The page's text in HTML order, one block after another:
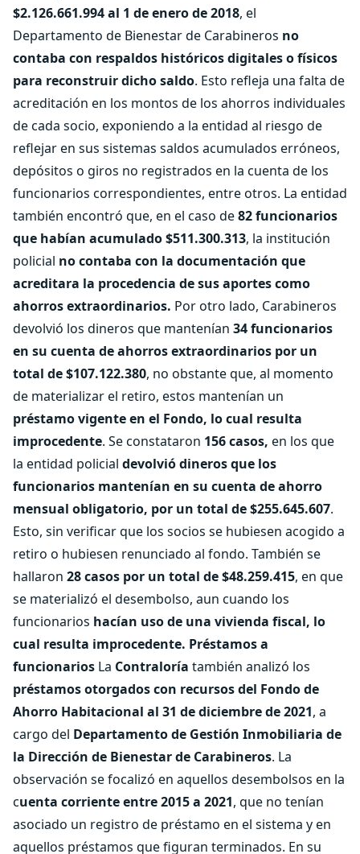
$2.126.661.994 al 1 de enero de 2018, el
Departamento de Bienestar de Carabineros no
contaba con respaldos históricos digitales o físicos
para reconstruir dicho saldo. Esto refleja una falta de
acreditación en los montos de los ahorros individuales
de cada socio, exponiendo a la entidad al riesgo de
reflejar en sus sistemas saldos acumulados erróneos,
depósitos o giros no registrados en la cuenta de los
funcionarios correspondientes, entre otros. La entidad
también encontró que, en el caso de82 funcionarios
que habían acumulado $511.300.313, la institución
policial no contaba con la documentación que
acreditara la procedencia de sus aportes como
ahorros extraordinarios. Por otro lado, Carabineros
devolvió los dineros que mantenían 34 funcionarios
en su cuenta de ahorros extraordinarios por un
total de $107.122.380, no obstante que, al momento
de materializar el retiro, estos mantenían un
préstamo vigente en el Fondo, lo cual resulta
improcedente. Se constataron 156 casos, en los que
la entidad policial devolvió dineros que los
funcionarios mantenían en su cuenta de ahorro
mensual obligatorio, por un total de $255.645.607.
Esto, sin verificar que los socios se hubiesen acogido a
retiro o hubiesen renunciado al fondo. También se
hallaron 28 casos por un total de $48.259.415, en que
se materializó el desembolso, aun cuando los
funcionarios hacían uso de una vivienda fiscal, lo
cual resulta improcedente. Préstamos a
funcionarios La Contraloría también analizó los
préstamos otorgados con recursos del Fondo de
Ahorro Habitacional al 31 de diciembre de 2021, a
cargo del Departamento de Gestión Inmobiliaria de
la Dirección de Bienestar de Carabineros. La
observación se focalizó en aquellos desembolsos en la
cuenta corriente entre 2015 a 2021, que no tenían
asociado un registro de préstamo en el sistema y en
aquellos préstamos que figuran terminados. En su